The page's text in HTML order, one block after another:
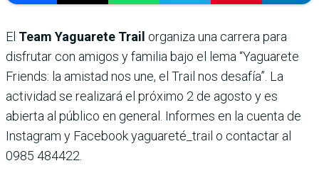
El Team Yaguarete Trail organiza una carrera para
disfrutar con amigos y familia bajo el lema “Yaguarete
Friends: la amistad nos une, el Trail nos desafía”. La
actividad se realizará el próximo 2 de agosto y es
abierta al público en general. Informes en la cuenta de
Instagram y Facebook yaguareté_trail o contactar al
0985 484422.